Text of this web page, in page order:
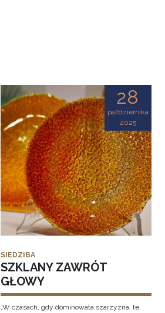
28
października
2025
SIEDZIBA
SZKLANY ZAWRÓT
GŁOWY
„W czasach, gdy dominowała szarzyzna, te